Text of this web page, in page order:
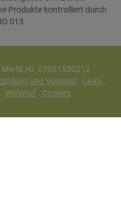
Produkte kontrolliert durch
013
03061530212 .
und Versand . Links.
. Widerruf . Cookies